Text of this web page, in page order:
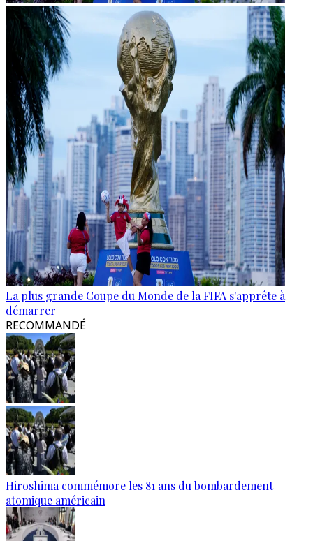
La plus grande Coupe du Monde de la FIFA s'apprête à
démarrer
RECOMMANDÉ
Hiroshima commémore les 81 ans du bombardement
atomique américain